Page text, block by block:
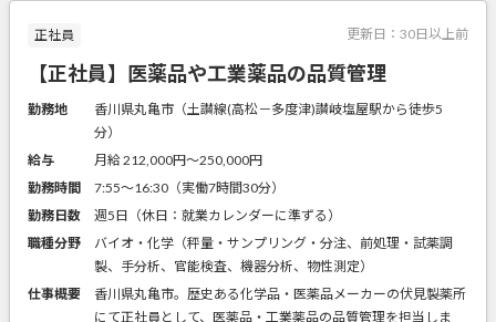
正社員 更新日： 30日以上前
【正社員】医薬品や工業薬品の品質管理
勤務地
香川県丸亀市（土讃線(高松－多度津)讃岐塩屋駅から徒歩5
分）
給与
月給 212,000円〜250,000円
勤務時間
7:55～16:30（実働7時間30分）
勤務日数
週5日（休日：就業カレンダーに準ずる）
職種分野
バイオ・化学（秤量・サンプリング・分注、前処理・試薬調
製、手分析、官能検査、機器分析、物性測定）
仕事概要
香川県丸亀市。歴史ある化学品・医薬品メーカーの伏見製薬所
にて正社員として、医薬品・工業薬品の品質管理を担当しま